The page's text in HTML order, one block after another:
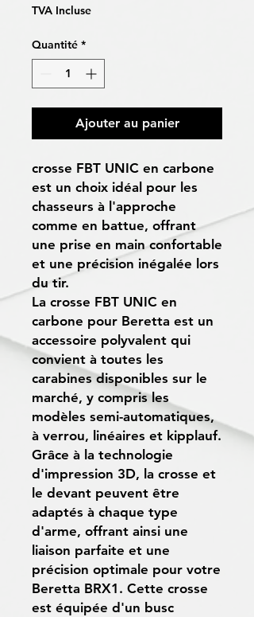
TVA Incluse
Quantité *
Ajouter au panier
crosse FBT UNIC en carbone
est un choix idéal pour les
chasseurs à l'approche
comme en battue, offrant
une prise en main confortable
et une précision inégalée lors
du tir.
La crosse FBT UNIC en
carbone pour Beretta est un
accessoire polyvalent qui
convient à toutes les
carabines disponibles sur le
marché, y compris les
modèles semi-automatiques,
à verrou, linéaires et kipplauf.
Grâce à la technologie
d'impression 3D, la crosse et
le devant peuvent être
adaptés à chaque type
d'arme, offrant ainsi une
liaison parfaite et une
précision optimale pour votre
Beretta BRX1. Cette crosse
est équipée d'un busc